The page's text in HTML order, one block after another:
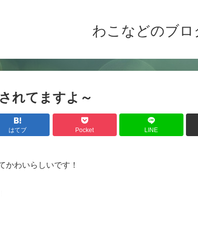
わこなどのブロ
れてますよ～
はてブ Pocket LINE
かわいらしいです！